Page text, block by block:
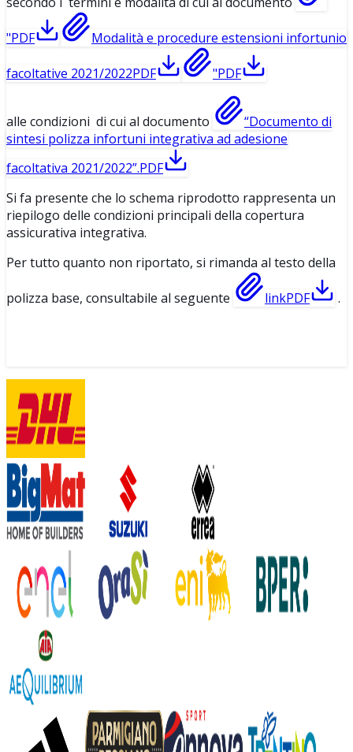
"PDF Modalità e procedure estensioni infortunio
facoltative 2021/2022PDF "PDF
alle condizioni di cui al documento
“Documento di
sintesi polizza infortuni integrativa ad adesione
facoltativa 2021/2022”.PDF
Si fa presente che lo schema riprodotto rappresenta un
riepilogo delle condizioni principali della copertura
assicurativa integrativa.
Per tutto quanto non riportato, si rimanda al testo della
polizza base, consultabile al seguente linkPDF .